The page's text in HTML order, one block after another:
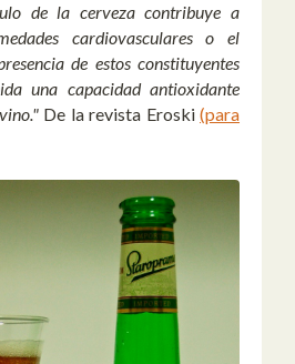
de la cerveza contribuye a
cardiovasculares o el
de estos constituyentes
una capacidad antioxidante
De la revista Eroski(para